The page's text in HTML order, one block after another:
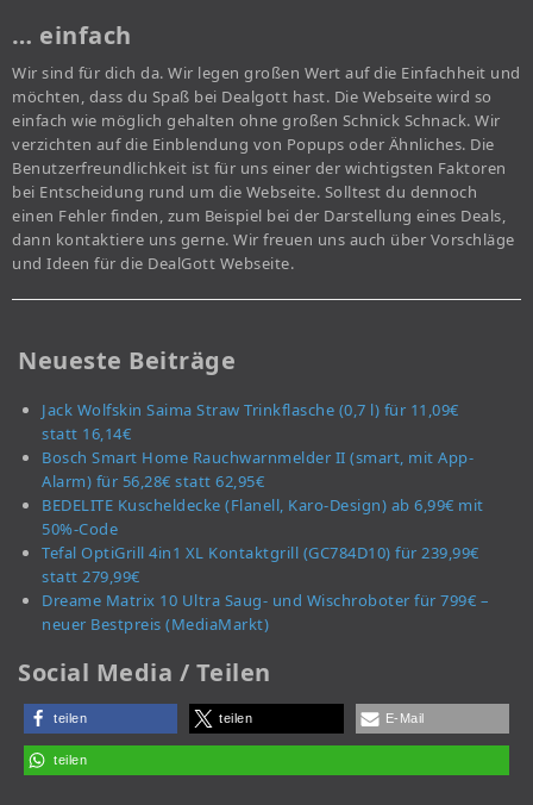
… einfach
Wir sind für dich da. Wir legen großen Wert auf die Einfachheit und
möchten, dass du Spaß bei Dealgott hast. Die Webseite wird so
einfach wie möglich gehalten ohne großen Schnick Schnack. Wir
verzichten auf die Einblendung von Popups oder Ähnliches. Die
Benutzerfreundlichkeit ist für uns einer der wichtigsten Faktoren
bei Entscheidung rund um die Webseite. Solltest du dennoch
einen Fehler finden, zum Beispiel bei der Darstellung eines Deals,
dann kontaktiere uns gerne. Wir freuen uns auch über Vorschläge
und Ideen für die DealGott Webseite.
Neueste Beiträge
Jack Wolfskin Saima Straw Trinkflasche (0,7 l) für 11,09€
statt 16,14€
Bosch Smart Home Rauchwarnmelder II (smart, mit App-
Alarm) für 56,28€ statt 62,95€
BEDELITE Kuscheldecke (Flanell, Karo-Design) ab 6,99€ mit
50%-Code
Tefal OptiGrill 4in1 XL Kontaktgrill (GC784D10) für 239,99€
statt 279,99€
Dreame Matrix 10 Ultra Saug- und Wischroboter für 799€ –
neuer Bestpreis (MediaMarkt)
Social Media / Teilen
teilen teilen E-Mail
teilen